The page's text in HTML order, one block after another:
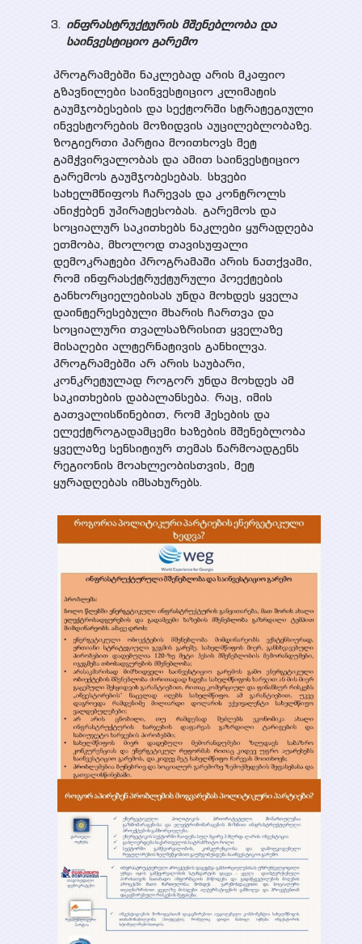
ინფრასტრუქტურის მშენებლობა და
საინვესტიციო გარემო
პროგრამებში ნაკლებად არის მკაფიო
გზავნილები საინვესტიციო კლიმატის
გაუმჯობესების და სექტორში სტრატეგიული
ინვესტორების მოზიდვის აუცილებლობაზე.
ზოგიერთი პარტია მოითხოვს მეტ
გამჭვირვალობას და ამით საინვესტიციო
გარემოს გაუმჯობესებას. სხვები
სახელმწიფოს ჩარევას და კონტროლს
ანიჭებენ უპირატესობას. გარემოს და
სოციალურ საკითხებს ნაკლები ყურადღება
ეთმობა, მხოლოდ თავისუფალი
დემოკრატები პროგრამაში არის ნათქვამი,
რომ ინფრასქტრუქტურული პოექტების
განხორციელებისას უნდა მოხდეს ყველა
დაინტერესებული მხარის ჩართვა და
სოციალური თვალსაზრისით ყველაზე
მისაღები ალტერნატივის განხილვა.
პროგრამებში არ არის საუბარი,
კონკრეტულად როგორ უნდა მოხდეს ამ
საკითხების დაბალანსება. რაც, იმის
გათვალისწინებით, რომ ჰესების და
ელექტროგადამცემი ხაზების მშენებლობა
ყველაზე სენსიტიურ თემას წარმოადგენს
რეგიონის მოახლეობისთვის, მეტ
ყურადღებას იმსახურებს.